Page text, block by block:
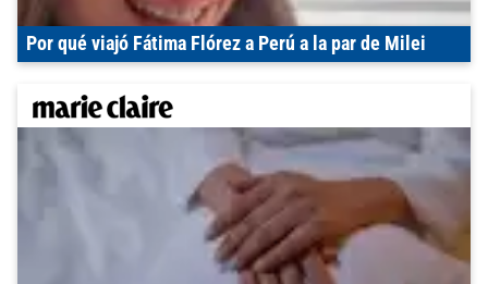
Por qué viajó Fátima Flórez a Perú a la par de Milei